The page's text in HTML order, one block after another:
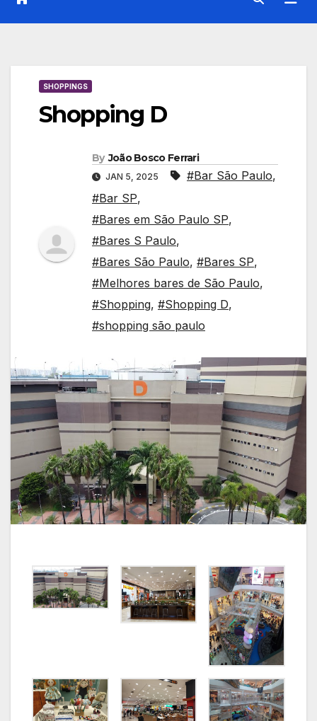
SHOPPINGS
Shopping D
By João Bosco Ferrari
JAN 5, 2025 #Bar São Paulo,
#Bar SP,
#Bares em São Paulo SP,
#Bares S Paulo,
#Bares São Paulo, #Bares SP,
#Melhores bares de São Paulo,
#Shopping, #Shopping D,
#shopping são paulo